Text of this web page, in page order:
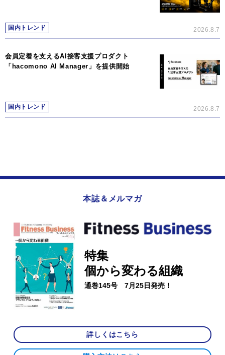
国内トレンド 2026.8.7
会員定着を支えるAI接客支援プロダクト
「hacomono AI Manager」を提供開始
国内トレンド 2026.8.7
本誌＆メルマガ
特集
個から変わる組織
通巻145号 7月25日発売！
詳しくはこちら